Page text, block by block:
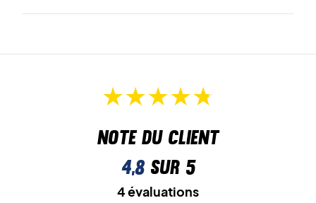
Note du client
4,8sur 5
4 évaluations